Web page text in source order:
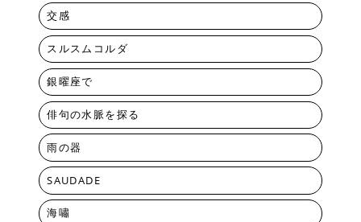
交感
スルスムコルダ
銀曜座で
俳句の水脈を探る
雨の器
SAUDADE
海嘯